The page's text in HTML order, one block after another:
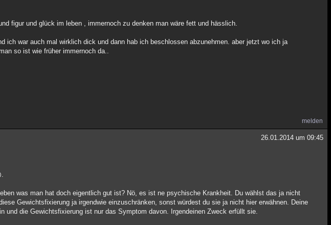
figur und glück im leben , immernoch zu denken man wäre fett und hässlich.
ich war auch mal wirklich dick und dann hab ich beschlossen abzunehmen. aber jetzt wo ich ja
so ist wie früher immernoch da..
melden
26.01.2014 um 09:45
.
was man hat doch eigentlich gut ist? Nö, es ist ne psychische Krankheit. Du wählst das ja nicht
Gewichtsfixierung ja irgendwie einzuschränken, sonst würdest du sie ja nicht hier erwähnen. Deine
und die Gewichtsfixierung ist nur das Symptom davon. Irgendeinen Zweck erfüllt sie.